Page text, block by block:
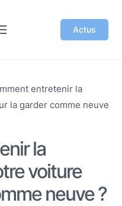
Actus
entretenir la
la garder comme neuve
la
voiture
neuve ?